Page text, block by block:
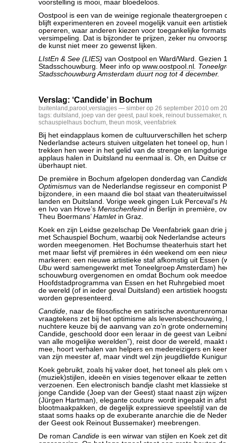
voorstelling is mooi, maar bloedeloos.
Oostpool is een van de weinige regionale theatergroepen
blijft experimenteren en zoveel mogelijk vanuit een
opereren, waar anderen kiezen voor toegankelijke
versimpeling. Dat is bijzonder te prijzen, zeker nu
de kunst niet meer zo gewenst lijken.
LIstEn & See (LIES) van Oostpool en Ward/Ward. Gezien
Stadsschouwburg. Meer info op www.oostpool.nl .
Stadsschouwburg Amsterdam duurt nog tot 4 december.
Verslag: ‘Candide’ in Bochum
buitenland ,parool ,verslagjes — simber op 26 september 2010 om
tags: duitsland , joep van der geest, paul koek, reinout bussemaker,
schauspielhaus bochum, theun mosk, veenfabriek
Bij het eindapplaus komen de cultuurverschillen het
Nederlandse acteurs stuiven uitgelaten het toneel op, hun
trekken hen weer in het gelid van de strenge en
applaus halen in Duitsland nu eenmaal is. Oh, en Duitse
überhaupt niet.
De première in Bochum afgelopen donderdag van
Optimismus van de Nederlandse regisseur en componist
bijzondere, in een maand die bol staat van
landen en Duitsland. Vorige week gingen Luk Perceval’s
en Ivo van Hove’s Menschenfeind in Berlijn in première,
Theu Boermans’ Hamletin Graz.
Koek en zijn Leidse gezelschap De Veenfabriek gaan drie
met Schauspiel Bochum, waarbij ook Nederlandse
worden meegenomen. Het Bochumse theaterhuis start
met maar liefst vijf premières in één weekend om een
markeren: een nieuwe artistieke staf afkomstig uit Essen
Ubu werd samengewerkt met Toneelgroep Amsterdam)
schouwburg overgenomen en omdat Bochum ook
Hoofdstadprogramma van Essen en het Ruhrgebied
de wereld (of in ieder geval Duitsland) een artistiek
worden gepresenteerd.
Candide, naar de filosofische en satirische
vraagtekens zet bij het optimisme als levensbeschouwing,
nuchtere keuze bij de aanvang van zo’n grote
Candide, geschoold door een leraar in de geest van
van alle mogelijke werelden”), reist door de wereld,
mee, hoort verhalen van helpers en medereizigers en
van zijn meester af, maar vindt wel zijn jeugdliefde
Koek gebruikt, zoals hij vaker doet, het toneel als plek om
(muziek)stijlen, ideeën en visies tegenover elkaar te
verzoenen. Een electronisch bandje clasht met klassieke
jonge Candide (Joep van der Geest) staat naast zijn
(Jürgen Hartman), elegante couture wordt ingepakt in
blootmaakpakken, de degelijk expressieve speelstijl van
staat soms haaks op de exuberante anarchie die de
der Geest ook Reinout Bussemaker) meebrengen.
De roman Candide is een wirwar van stijlen en Koek zet